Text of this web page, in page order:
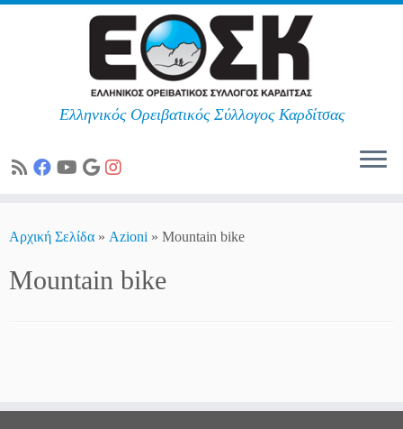
Ελληνικός Ορειβατικός Σύλλογος Καρδίτσας
Αρχική Σελίδα » Azioni » Mountain bike
Mountain bike